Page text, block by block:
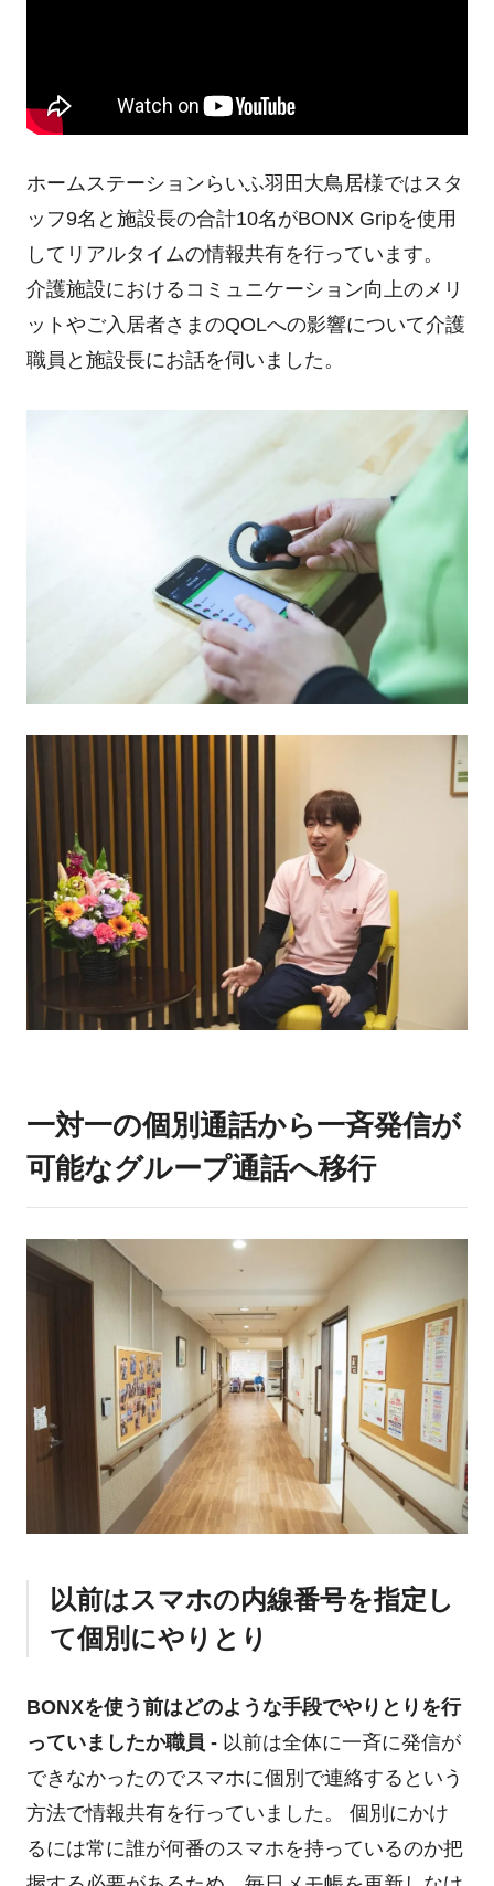
ホームステーションらいふ羽田大鳥居様ではスタ
ッフ9名と施設長の合計10名がBONX Gripを使用
してリアルタイムの情報共有を行っています。
介護施設におけるコミュニケーション向上のメリ
ットやご入居者さまのQOLへの影響について介護
職員と施設長にお話を伺いました。
一対一の個別通話から一斉発信が
可能なグループ通話へ移行
以前はスマホの内線番号を指定し
て個別にやりとり
BONXを使う前はどのような手段でやりとりを行
っていましたか職員 - 以前は全体に一斉に発信が
できなかったのでスマホに個別で連絡するという
方法で情報共有を行っていました。 個別にかけ
るには常に誰が何番のスマホを持っているのか把